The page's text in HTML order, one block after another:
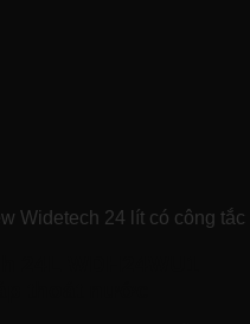
Widetech 24 lít có công